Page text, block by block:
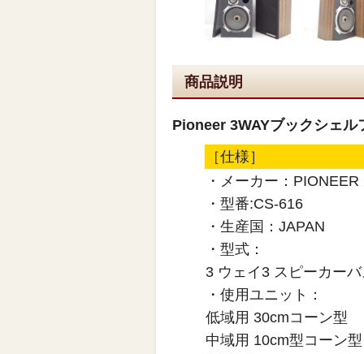
商品説明
Pioneer 3WAYブックシェ
［仕様］
・メーカー：PIONEER
・型番:CS-616
・生産国：JAPAN
・型式：
3 ウェイ3 スピーカー
・使用ユニット：
低域用 30cmコーン型
中域用 10cm型